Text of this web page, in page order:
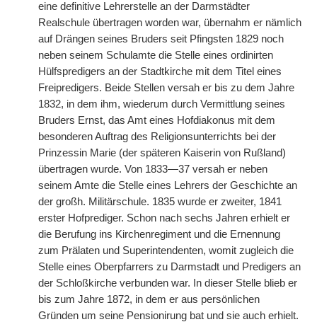
eine definitive Lehrerstelle an der Darmstädter
Realschule übertragen worden war, übernahm er nämlich
auf Drängen seines Bruders seit Pfingsten 1829 noch
neben seinem Schulamte die Stelle eines ordinirten
Hülfspredigers an der Stadtkirche mit dem Titel eines
Freipredigers. Beide Stellen versah er bis zu dem Jahre
1832, in dem ihm, wiederum durch Vermittlung seines
Bruders Ernst, das Amt eines Hofdiakonus mit dem
besonderen Auftrag des Religionsunterrichts bei der
Prinzessin Marie (der späteren Kaiserin von Rußland)
übertragen wurde. Von 1833—37 versah er neben
seinem Amte die Stelle eines Lehrers der Geschichte an
der großh. Militärschule. 1835 wurde er zweiter, 1841
erster Hofprediger. Schon nach sechs Jahren erhielt er
die Berufung ins Kirchenregiment und die Ernennung
zum Prälaten und Superintendenten, womit zugleich die
Stelle eines Oberpfarrers zu Darmstadt und Predigers an
der Schloßkirche verbunden war. In dieser Stelle blieb er
bis zum Jahre 1872, in dem er aus persönlichen
Gründen um seine Pensionirung bat und sie auch erhielt.